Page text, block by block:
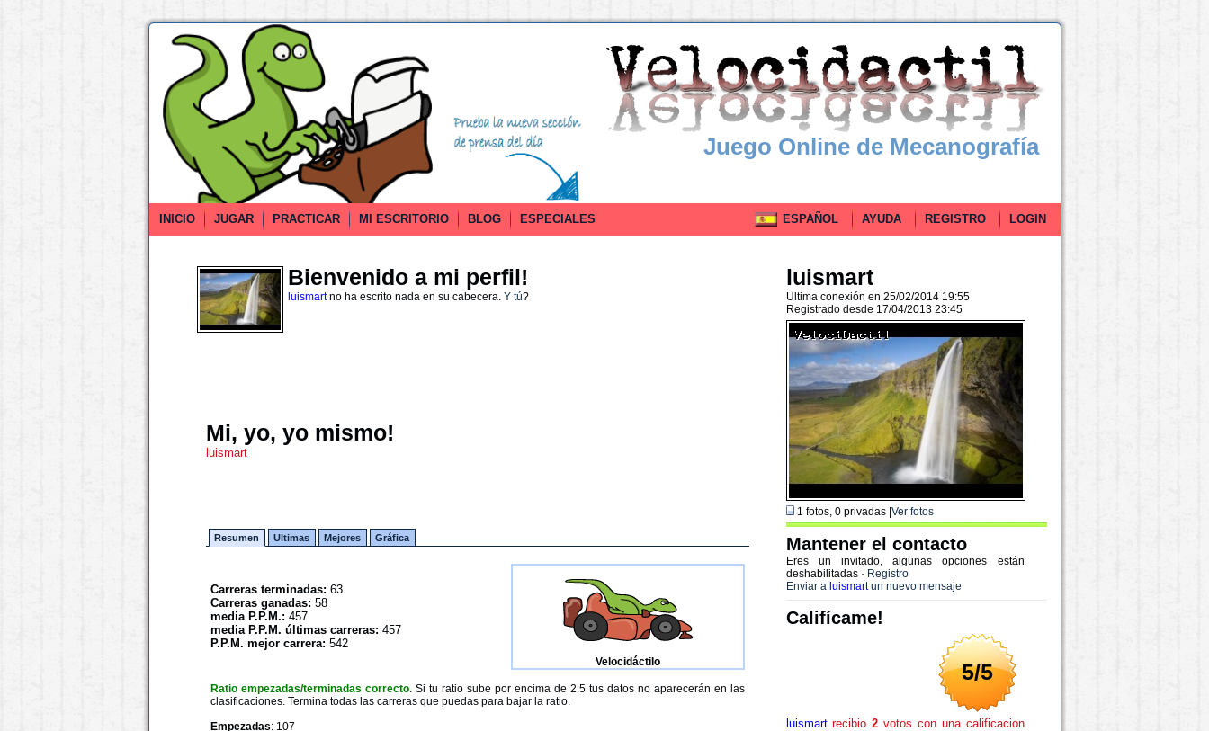
Juego Online de Mecanografía
INICIO JUGAR PRACTICAR MI ESCRITORIO BLOG ESPECIALES ESPAÑOL AYUDA REGISTRO LOGIN
Bienvenido a mi perfil!
luismartno ha escrito nada en su cabecera. Y tú?
Mi, yo, yo mismo!
luismart
Resumen Ultimas Mejores Gráfica
Carreras terminadas: 63
Carreras ganadas: 58
media P.P.M.: 457
media P.P.M. últimas carreras: 457
P.P.M. mejor carrera: 542
Velocidáctilo
Ratio empezadas/terminadas correcto. Si tu ratio sube por encima de 2.5 tus datos no aparecerán en las
clasificaciones. Termina todas las carreras que puedas para bajar la ratio.
Empezadas: 107
luismart
Ultima conexión en 25/02/2014 19:55
Registrado desde 17/04/2013 23:45
1 fotos, 0 privadas | Ver fotos
Mantener el contacto
Eres un invitado, algunas opciones están
deshabilitadas · Registro
Enviar a luismartun nuevo mensaje
Califícame!
5/5
luismartrecibio2 votos con una calificacion